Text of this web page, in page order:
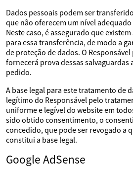
Dados pessoais podem ser
que não oferecem um nível
Neste caso, é assegurado que
para essa transferência, de modo a
de proteção de dados. O
fornecerá prova dessas salvaguardas
pedido.
A base legal para este tratamento de
legítimo do Responsável pelo
uniforme e legível do website em
sido obtido consentimento, o
concedido, que pode ser revogado a
constitui a base legal.
Google AdSense